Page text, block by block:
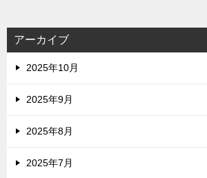
アーカイブ
2025年10月
2025年9月
2025年8月
2025年7月